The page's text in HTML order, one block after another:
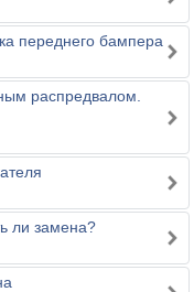
переднего бампера
распредвалом.
ли замена?